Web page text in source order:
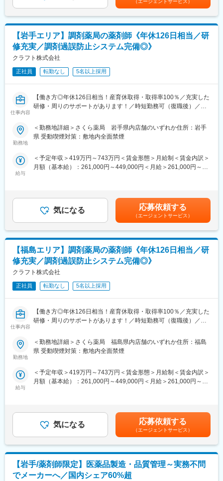
■年休126日相当（126日×8時間＝1,008時間）
【未経験でも安心な研修制度】
■中途入社ならではの悩みを解消し、さくら薬局グループのビジョ
ンや社内規定などをご案内。同期入社の方との繋がりを踏まえ、
『さくら薬局の薬剤師』として、安心してキャリアをスタートい
■【生涯学習講座】【薬局薬剤師総論】【疾患別ベーシック講座】
■処方箋受付から一連の調剤業務を連動させ、業務効率化を図るほ
か、調剤過誤防止機能を高め、患者様と働くスタッフを守ってい
ます。
《業界トップクラスの認定薬局数と盤石化を図る組織体制》
■がん診療連携拠点病院等との密な連携を行いつつ、より高度な薬
学管理や、高い専門性が求められる特殊な調剤に対応できる専門
医療機関連携薬局も取得しています。
ている理由の1つです。
■薬剤師→管理薬剤師→エリアマネージャーを目指せます。個々人
の能力によりますが、2～3年でキャリアアップが可能です。ま
だけではなく、採用担当／研修担当／本社勤務へのキャリアチェ
ンジも可能です。
■産育休取得・取得率100％
■時短勤務可能（復職後のみ／週30時間勤務）
■平均残業時間 月11.9時間
■年休126日相当（126日×8時間＝1,008時間）
【未経験でも安心な研修制度】
■中途入社ならではの悩みを解消し、さくら薬局グループのビジョ
ンや社内規定などをご案内。同期入社の方との繋がりを踏まえ、
『さくら薬局の薬剤師』として、安心してキャリアをスタートい
■【生涯学習講座】【薬局薬剤師総論】【疾患別ベーシック講座】
【岩手エリア】調剤薬局の薬剤師《年休126日相当／研
修充実／調剤過誤防止システム完備◎》
クラフト株式会社
正社員 転勤なし 5名以上採用
仕事内容
【働き方◎年休126日相当！産育休取得・取得率100％／充実した
研修・周りのサポートがあります！／時短勤務可（復職後）／全
【職務概要】
をお任せします。
す。その一つが約20年前から導入され、進化を続けている調剤シ
ステム「SPITS」。
■処方箋受付から一連の調剤業務を連動させ、業務効率化を図るほ
か、調剤過誤防止機能を高め、患者様と働くスタッフを守ってい
ます。
《業界トップクラスの認定薬局数と盤石化を図る組織体制》
■がん診療連携拠点病院等との密な連携を行いつつ、より高度な薬
学管理や、高い専門性が求められる特殊な調剤に対応できる専門
医療機関連携薬局も取得しています。
ている理由の1つです。
■薬剤師→管理薬剤師→エリアマネージャーを目指せます。個々人
の能力によりますが、2～3年でキャリアアップが可能です。ま
だけではなく、採用担当／研修担当／本社勤務へのキャリアチェ
ンジも可能です。
■産育休取得・取得率100％
■時短勤務可能（復職後のみ／週30時間勤務）
■平均残業時間 月11.9時間
■年休126日相当（126日×8時間＝1,008時間）
【未経験でも安心な研修制度】
■中途入社ならではの悩みを解消し、さくら薬局グループのビジョ
ンや社内規定などをご案内。同期入社の方との繋がりを踏まえ、
勤務地
＜勤務地詳細＞さくら薬局 岩手県内店舗のいずれか住所：岩手
県 受動喫煙対策：敷地内全面禁煙
給与
＜予定年収＞419万円～743万円＜賃金形態＞月給制＜賃金内訳＞
月額（基本給）：261,000円～449,000円＜月給＞261,000円～
性があります。月給(月額)は固定手当を含めた表記です。
気になる 応募依頼する
（エージェントサービス）
【福島エリア】調剤薬局の薬剤師《年休126日相当／研
修充実／調剤過誤防止システム完備◎》
クラフト株式会社
正社員 転勤なし 5名以上採用
仕事内容
【働き方◎年休126日相当！産育休取得・取得率100％／充実した
研修・周りのサポートがあります！／時短勤務可（復職後）／全
【職務概要】
をお任せします。
す。その一つが約20年前から導入され、進化を続けている調剤シ
ステム「SPITS」。
■処方箋受付から一連の調剤業務を連動させ、業務効率化を図るほ
か、調剤過誤防止機能を高め、患者様と働くスタッフを守ってい
ます。
《業界トップクラスの認定薬局数と盤石化を図る組織体制》
勤務地
＜勤務地詳細＞さくら薬局 福島県内店舗のいずれか住所：福島
県 受動喫煙対策：敷地内全面禁煙
給与
＜予定年収＞419万円～743万円＜賃金形態＞月給制＜賃金内訳＞
月額（基本給）：261,000円～449,000円＜月給＞261,000円～
性があります。月給(月額)は固定手当を含めた表記です。
気になる 応募依頼する
（エージェントサービス）
【岩手/薬剤師限定】医薬品製造・品質管理～実務不問
でメーカーへ／国内シェア60%超